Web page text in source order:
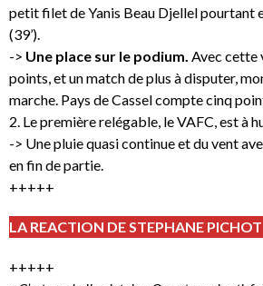
petit filet de Yanis Beau Djellel pourtant
(39’).
-> Une place sur le podium. Avec cette
points, et un match de plus à disputer,
marche. Pays de Cassel compte cinq
2. Le première relégable, le VAFC, est à
-> Une pluie quasi continue et du vent
en fin de partie.
+++++
LA REACTION DE STEPHANE PICHOT
+++++